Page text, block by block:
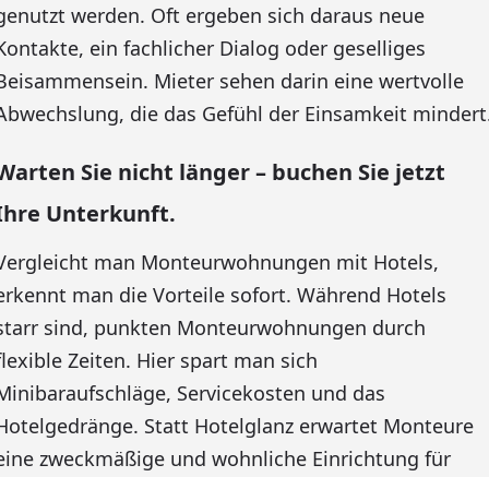
werden. Oft ergeben sich daraus neue
ein fachlicher Dialog oder geselliges
Mieter sehen darin eine wertvolle
die das Gefühl der Einsamkeit
Sie nicht länger – buchen Sie jetzt
Unterkunft.
man Monteurwohnungen mit Hotels,
man die Vorteile sofort. Während Hotels
sind, punkten Monteurwohnungen durch
Zeiten. Hier spart man sich
Servicekosten und das
Statt Hotelglanz erwartet Monteure
zweckmäßige und wohnliche Einrichtung für